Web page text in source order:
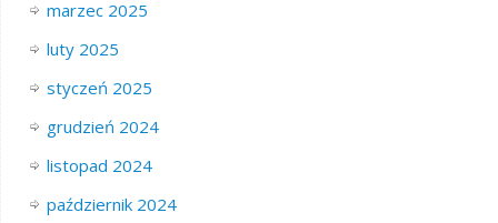
marzec 2025
luty 2025
styczeń 2025
grudzień 2024
listopad 2024
październik 2024